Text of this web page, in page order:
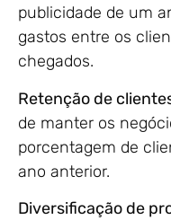
publicidade de um
gastos entre os
chegados.
Retenção de
de manter os
porcentagem de
ano anterior.
Diversificação de